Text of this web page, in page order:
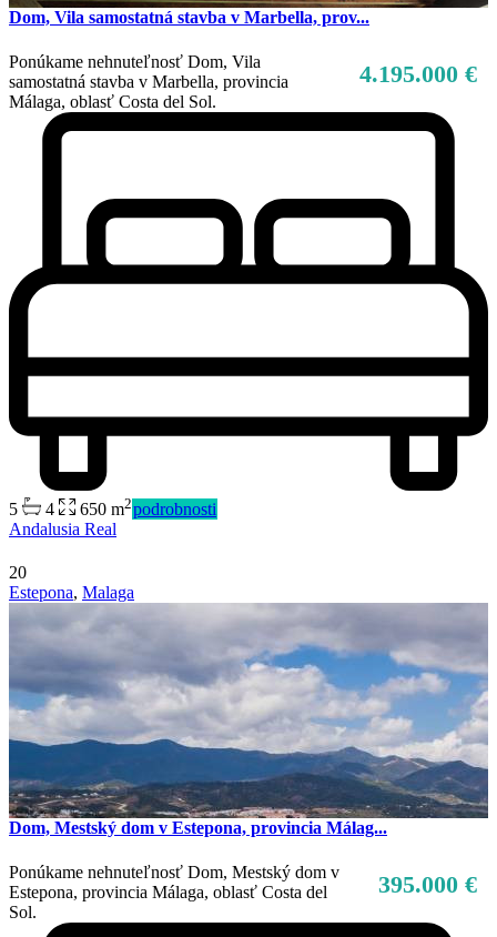
Mimo trhu
Dom, Vila samostatná stavba v Marbella, prov...
4.195.000 €
Ponúkame nehnuteľnosť Dom, Vila
samostatná stavba v Marbella, provincia
Málaga, oblasť Costa del Sol.
5 4 650 m2podrobnosti
Andalusia Real
20
Estepona, Malaga
Dom, Mestský dom v Estepona, provincia Málag...
395.000 €
Ponúkame nehnuteľnosť Dom, Mestský dom v
Estepona, provincia Málaga, oblasť Costa del
Sol.